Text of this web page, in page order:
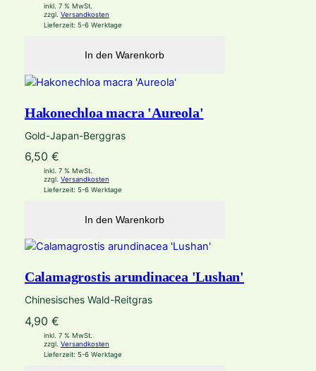
inkl. 7 % MwSt.
zzgl. Versandkosten
Lieferzeit: 5-6 Werktage
In den Warenkorb
Hakonechloa macra 'Aureola'
Gold-Japan-Berggras
6,50 €
inkl. 7 % MwSt.
zzgl. Versandkosten
Lieferzeit: 5-6 Werktage
In den Warenkorb
Calamagrostis arundinacea 'Lushan'
Chinesisches Wald-Reitgras
4,90 €
inkl. 7 % MwSt.
zzgl. Versandkosten
Lieferzeit: 5-6 Werktage